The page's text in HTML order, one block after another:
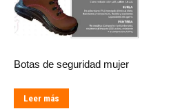
Botas de seguridad mujer
Leer más